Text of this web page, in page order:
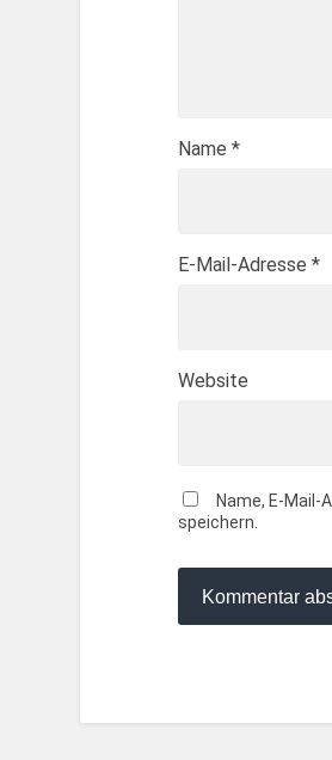
Name *
E-Mail-Adresse *
Website
Name, E-
speichern.